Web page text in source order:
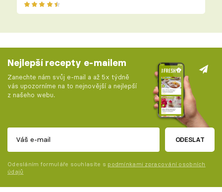
Nejlepší recepty e-mailem
Zanechte nám svůj e-mail a až 5x týdně
vás upozorníme na to nejnovější a nejlepší
z našeho webu.
ODESLAT
Odesláním formuláře souhlasíte s podmínkami zpracování osobních
údajů